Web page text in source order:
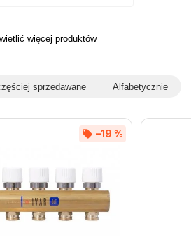
więcej produktów
sprzedawane Alfabetycznie
–19 %